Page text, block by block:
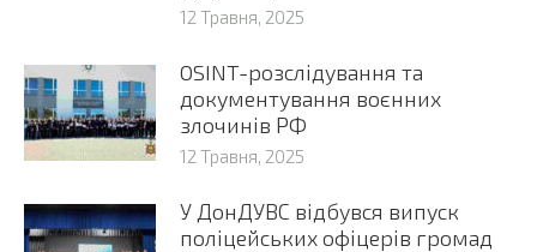
12 Травня, 2025
OSINT-розслідування та
документування воєнних
злочинів РФ
12 Травня, 2025
У ДонДУВС відбувся випуск
поліцейських офіцерів громад